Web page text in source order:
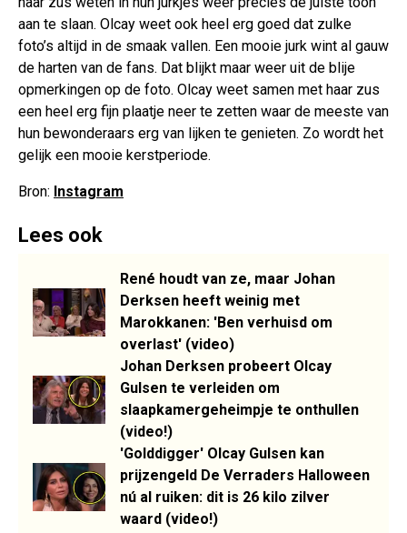
aan te slaan. Olcay weet ook heel erg goed dat zulke
foto’s altijd in de smaak vallen. Een mooie jurk wint al gauw
de harten van de fans. Dat blijkt maar weer uit de blije
opmerkingen op de foto. Olcay weet samen met haar zus
een heel erg fijn plaatje neer te zetten waar de meeste van
hun bewonderaars erg van lijken te genieten. Zo wordt het
gelijk een mooie kerstperiode.
Bron: Instagram
Lees ook
René houdt van ze, maar Johan
Derksen heeft weinig met
Marokkanen: 'Ben verhuisd om
overlast' (video)
Johan Derksen probeert Olcay
Gulsen te verleiden om
slaapkamergeheimpje te onthullen
(video!)
'Golddigger' Olcay Gulsen kan
prijzengeld De Verraders Halloween
nú al ruiken: dit is 26 kilo zilver
waard (video!)